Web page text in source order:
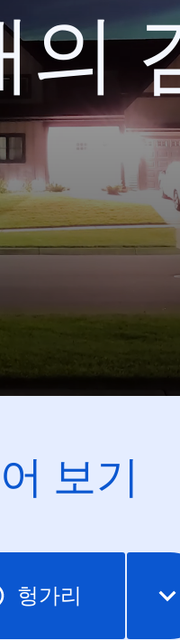
의
보기
헝가리